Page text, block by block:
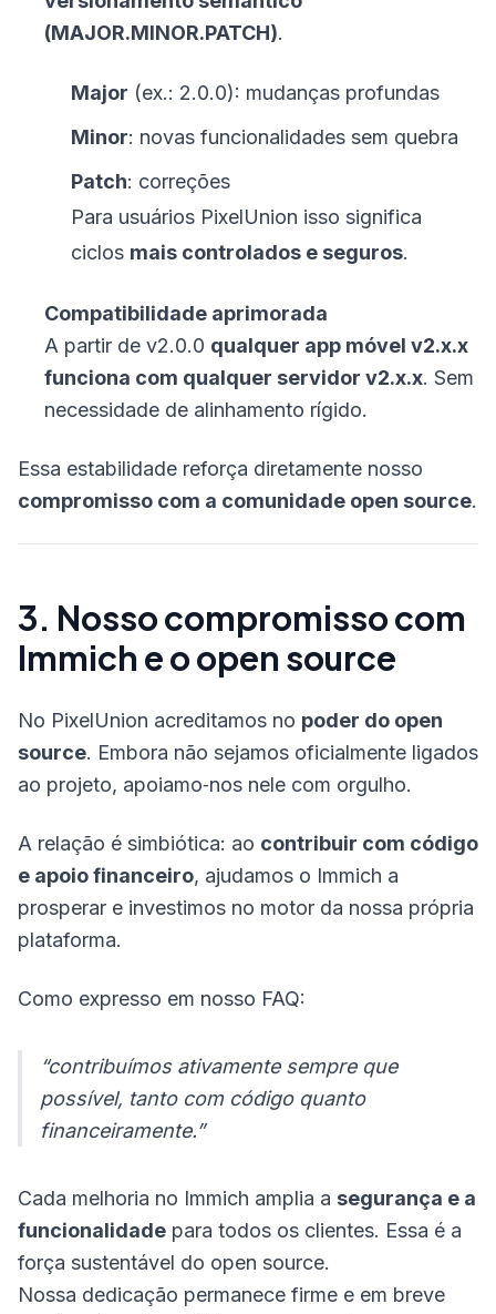
(MAJOR.MINOR.PATCH).
Major (ex.: 2.0.0): mudanças profundas
Minor: novas funcionalidades sem quebra
Patch: correções
Para usuários PixelUnion isso significa
ciclos mais controlados e seguros.
Compatibilidade aprimorada
A partir de v2.0.0 qualquer app móvel v2.x.x
funciona com qualquer servidor v2.x.x. Sem
necessidade de alinhamento rígido.
Essa estabilidade reforça diretamente nosso
compromisso com a comunidade open source.
3. Nosso compromisso com
Immich e o open source
No PixelUnion acreditamos no poder do open
source. Embora não sejamos oficialmente ligados
ao projeto, apoiamo‑nos nele com orgulho.
A relação é simbiótica: ao contribuir com código
e apoio financeiro, ajudamos o Immich a
prosperar e investimos no motor da nossa própria
plataforma.
Como expresso em nosso FAQ:
“contribuímos ativamente sempre que
possível, tanto com código quanto
financeiramente.”
Cada melhoria no Immich amplia a segurança e a
funcionalidade para todos os clientes. Essa é a
força sustentável do open source.
Nossa dedicação permanece firme e em breve